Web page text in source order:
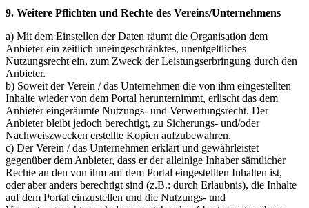
9. Weitere Pflichten und Rechte des Vereins/Unternehmens
a) Mit dem Einstellen der Daten räumt die Organisation dem
Anbieter ein zeitlich uneingeschränktes, unentgeltliches
Nutzungsrecht ein, zum Zweck der Leistungserbringung durch den
Anbieter.
b) Soweit der Verein / das Unternehmen die von ihm eingestellten
Inhalte wieder von dem Portal herunternimmt, erlischt das dem
Anbieter eingeräumte Nutzungs- und Verwertungsrecht. Der
Anbieter bleibt jedoch berechtigt, zu Sicherungs- und/oder
Nachweiszwecken erstellte Kopien aufzubewahren.
c) Der Verein / das Unternehmen erklärt und gewährleistet
gegenüber dem Anbieter, dass er der alleinige Inhaber sämtlicher
Rechte an den von ihm auf dem Portal eingestellten Inhalten ist,
oder aber anders berechtigt sind (z.B.: durch Erlaubnis), die Inhalte
auf dem Portal einzustellen und die Nutzungs- und